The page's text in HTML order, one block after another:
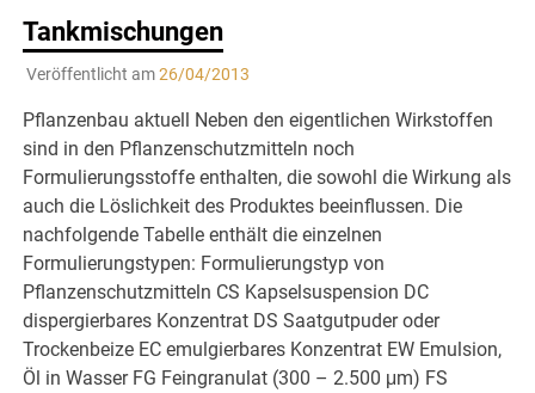
Tankmischungen
Veröffentlicht am26/04/2013
Pflanzenbau aktuell Neben den eigentlichen Wirkstoffen
sind in den Pflanzenschutzmitteln noch
Formulierungsstoffe enthalten, die sowohl die Wirkung als
auch die Löslichkeit des Produktes beeinflussen. Die
nachfolgende Tabelle enthält die einzelnen
Formulierungstypen: Formulierungstyp von
Pflanzenschutzmitteln CS Kapselsuspension DC
dispergierbares Konzentrat DS Saatgutpuder oder
Trockenbeize EC emulgierbares Konzentrat EW Emulsion,
Öl in Wasser FG Feingranulat (300 – 2.500 μm) FS